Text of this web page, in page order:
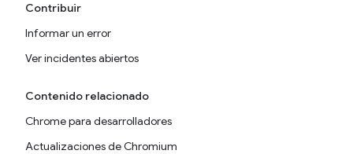
Contribuir
Informar un error
Ver incidentes abiertos
Contenido relacionado
Chrome para desarrolladores
Actualizaciones de Chromium